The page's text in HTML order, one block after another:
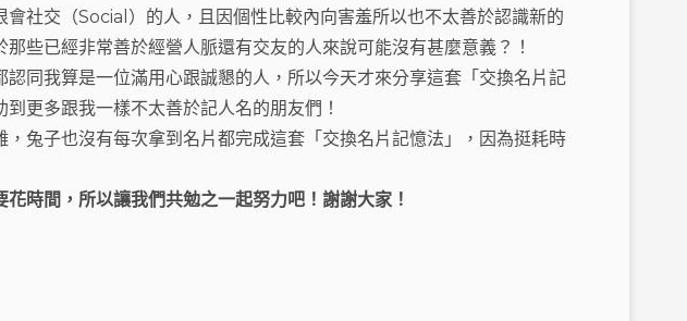
會社交（Social）的人，且因個性比較內向害羞所以也不太善於認識新的
那些已經非常善於經營人脈還有交友的人來說可能沒有甚麼意義？！
認同我算是一位滿用心跟誠懇的人，所以今天才來分享這套「交換名片記
更多跟我一樣不太善於記人名的朋友們！
，兔子也沒有每次拿到名片都完成這套「交換名片記憶法」，因為挺耗時
時間，所以讓我們共勉之一起努力吧！謝謝大家！